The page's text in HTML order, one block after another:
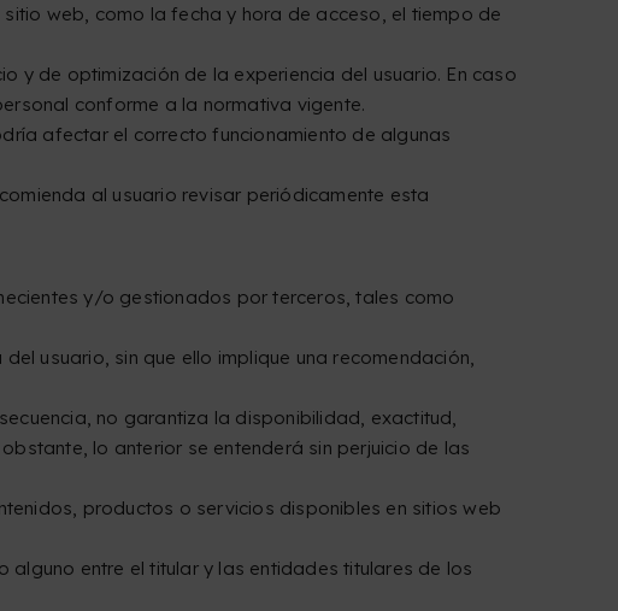
web, como la fecha y hora de acceso, el tiempo de
y de optimización de la experiencia del usuario. En caso
conforme a la normativa vigente.
afectar el correcto funcionamiento de algunas
al usuario revisar periódicamente esta
y/o gestionados por terceros, tales como
usuario, sin que ello implique una recomendación,
no garantiza la disponibilidad, exactitud,
lo anterior se entenderá sin perjuicio de las
productos o servicios disponibles en sitios web
alguno entre el titular y las entidades titulares de los